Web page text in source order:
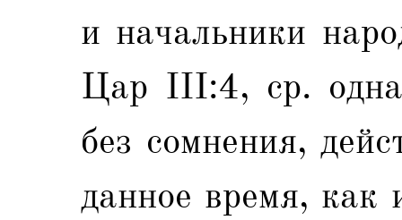
и начальники
Цар III:4, ср.
без сомнения,
данное время, как